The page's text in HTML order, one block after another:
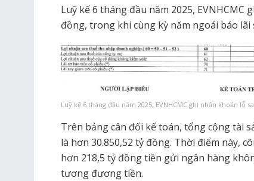
Luỹ kế 6 tháng đầu năm 2025,
đồng, trong khi cùng kỳ năm ngoái báo lãi
Luỹ kế 6 tháng đầu năm 2025, EVNHCMC ghi nhận khoản lỗ
Trên bảng cân đối kế toán, tổng cộng tài
là hơn 30.850,52 tỷ đồng. Thời điểm này,
hơn 218,5 tỷ đồng tiền gửi ngân hàng
tương đương tiền.